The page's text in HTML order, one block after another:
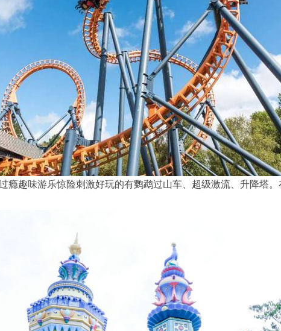
瘾趣味游乐惊险刺激好玩的有鹦鹉过山车、超级激流、升降塔